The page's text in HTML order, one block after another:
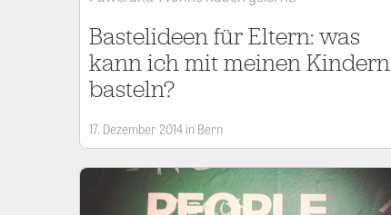
Bastelideen für Eltern: was
kann ich mit meinen Kindern
basteln?
17. Dezember 2014 in Bern